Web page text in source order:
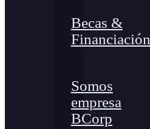
Becas &
Financiación
Somos
empresa
BCorp